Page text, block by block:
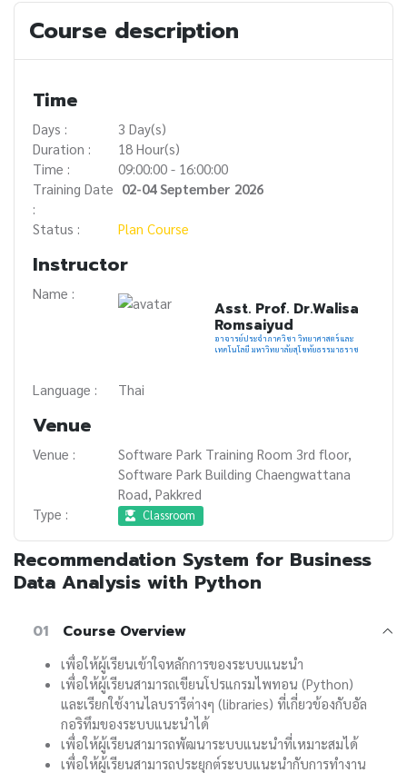
ข้อมูล พฤติกรรมการต่างๆ ของลูกค้าที่มีความคล้ายคลึงกัน (similarity) และ
ดำเนินการสร้างระบบแนะนำ
Course description
Time
Days :
3 Day(s)
Duration :
18 Hour(s)
Time :
09:00:00 - 16:00:00
Training Date
:
02-04 September 2026
Status : Plan Course
Instructor
Name :
Asst. Prof. Dr.Walisa
Romsaiyud
อาจารย์ประจำภาควิชา วิทยาศาสตร์และ
เทคโนโลยี มหาวิทยาลัยสุโขทัยธรรมาธราช
Language : Thai
Venue
Venue :
Software Park Training Room 3rd floor,
Software Park Building Chaengwattana
Road, Pakkred
Type :
Classroom
Recommendation System for Business
Data Analysis with Python
01 Course Overview
เพื่อให้ผู้เรียนเข้าใจหลักการของระบบแนะนำ
เพื่อให้ผู้เรียนสามารถเขียนโปรแกรมไพทอน (Python)
และเรียกใช้งานไลบรารีต่างๆ (libraries) ที่เกี่ยวข้องกับอัล
กอริทึมของระบบแนะนำได้
เพื่อให้ผู้เรียนสามารถพัฒนาระบบแนะนำที่เหมาะสมได้
เพื่อให้ผู้เรียนสามารถประยุกต์ระบบแนะนำกับการทำงาน